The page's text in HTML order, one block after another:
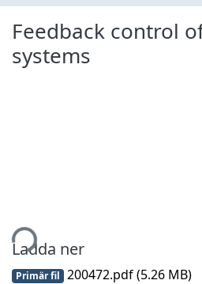
Feedback control
systems
Ladda ner
Primär fil 200472.pdf(5.26 MB)